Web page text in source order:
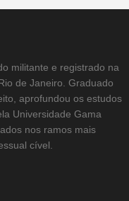
militante e registrado na
de Janeiro. Graduado
aprofundou os estudos
Universidade Gama
nos ramos mais
cível.